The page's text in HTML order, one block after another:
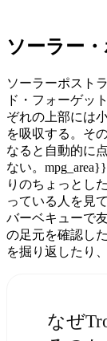
ソーラー
ソーラーポスト
ド・フォーゲッ
ぞれの上部には
を吸収する。そ
なると自動的に
ない。
りのちょっとし
っている人を見て
バーベキューで
の足元を確認し
を掘り返したり
なぜ